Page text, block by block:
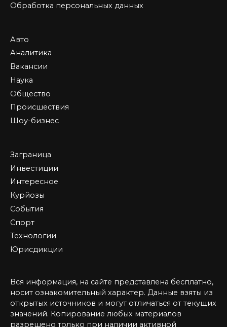
Обработка персональных данных
Авто
Аналитика
Вакансии
Наука
Общество
Происшествия
Шоу-бизнес
Заграница
Инвестиции
Интересное
Курйозы
События
Спорт
Технологии
Юрисдикции
Вся информация, на сайте представлена бесплатно,
носит ознакомительный характер. Данные взяты из
открытых источников и могут отличаться от текущих
значений. Копирование любых материалов
разрешено только при наличии активной